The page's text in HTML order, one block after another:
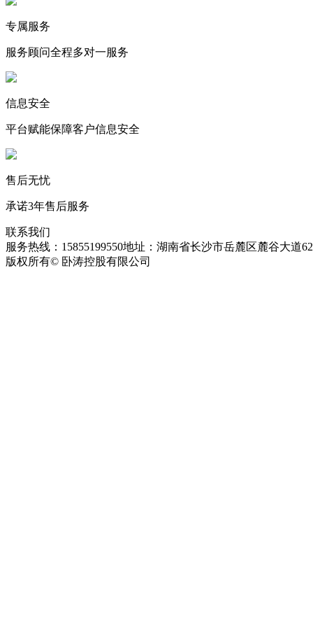
专属服务
服务顾问全程多对一服务
信息安全
平台赋能保障客户信息安全
售后无忧
承诺3年售后服务
联系我们
服务热线：15855199550地址：湖南省长沙市岳麓区麓谷大道
版权所有© 卧涛控股有限公司